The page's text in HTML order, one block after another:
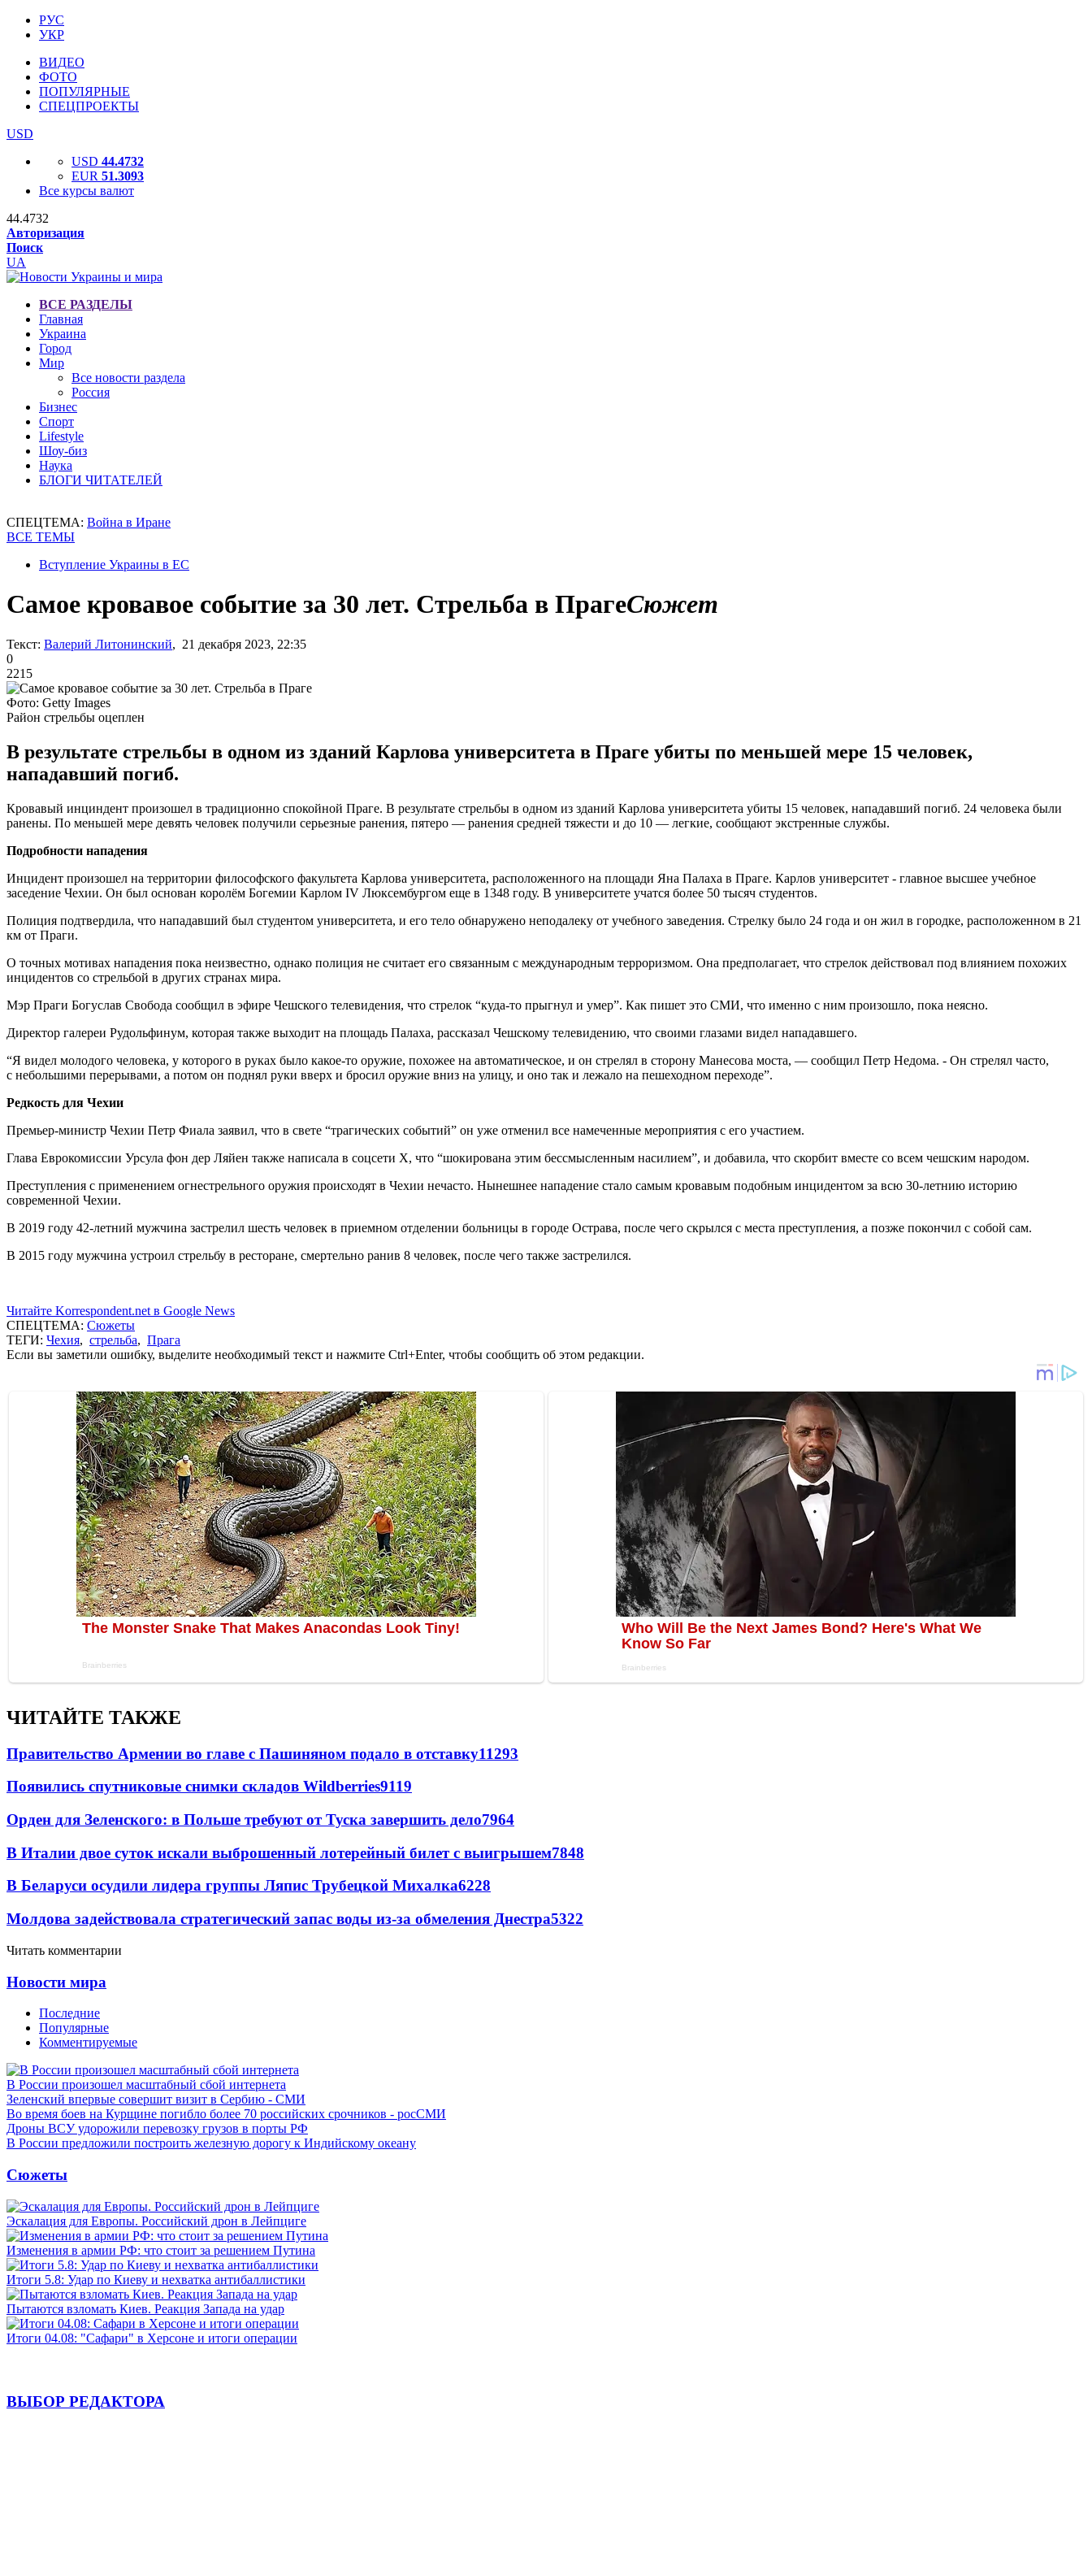
РУС
УКР
ВИДЕО
ФОТО
ПОПУЛЯРНЫЕ
СПЕЦПРОЕКТЫ
USD
USD 44.4732
EUR 51.3093
Все курсы валют
44.4732
Авторизация
Поиск
UA
ВСЕ РАЗДЕЛЫ
Главная
Украина
Город
Мир
Все новости раздела
Россия
Бизнес
Спорт
Lifestyle
Шоу-биз
Наука
БЛОГИ ЧИТАТЕЛЕЙ
СПЕЦТЕМА: Война в Иране
ВСЕ ТЕМЫ
Вступление Украины в ЕС
Самое кровавое событие за 30 лет. Стрельба в ПрагеСюжет
Текст: Валерий Литонинский, 21 декабря 2023, 22:35
0
2215
Фото: Getty Images
Район стрельбы оцеплен
В результате стрельбы в одном из зданий Карлова университета в Праге убиты по меньшей мере 15 человек,
нападавший погиб.
Кровавый инциндент произошел в традиционно спокойной Праге. В результате стрельбы в одном из зданий Карлова университета убиты 15 человек, нападавший погиб. 24 человека были
ранены. По меньшей мере девять человек получили серьезные ранения, пятеро — ранения средней тяжести и до 10 — легкие, сообщают экстренные службы.
Подробности нападения
Инцидент произошел на территории философского факультета Карлова университета, расположенного на площади Яна Палаха в Праге. Карлов университет - главное высшее учебное
заседение Чехии. Он был основан королём Богемии Карлом IV Люксембургом еще в 1348 году. В университете учатся более 50 тысяч студентов.
Полиция подтвердила, что нападавший был студентом университета, и его тело обнаружено неподалеку от учебного заведения. Стрелку было 24 года и он жил в городке, расположенном в 21
км от Праги.
О точных мотивах нападения пока неизвестно, однако полиция не считает его связанным с международным терроризмом. Она предполагает, что стрелок действовал под влиянием похожих
инцидентов со стрельбой в других странах мира.
Мэр Праги Богуслав Свобода сообщил в эфире Чешского телевидения, что стрелок “куда-то прыгнул и умер”. Как пишет это СМИ, что именно с ним произошло, пока неясно.
Директор галереи Рудольфинум, которая также выходит на площадь Палаха, рассказал Чешскому телевидению, что своими глазами видел нападавшего.
“Я видел молодого человека, у которого в руках было какое-то оружие, похожее на автоматическое, и он стрелял в сторону Манесова моста, — сообщил Петр Недома. - Он стрелял часто,
с небольшими перерывами, а потом он поднял руки вверх и бросил оружие вниз на улицу, и оно так и лежало на пешеходном переходе”.
Редкость для Чехии
Премьер-министр Чехии Петр Фиала заявил, что в свете “трагических событий” он уже отменил все намеченные мероприятия с его участием.
Глава Еврокомиссии Урсула фон дер Ляйен также написала в соцсети Х, что “шокирована этим бессмысленным насилием”, и добавила, что скорбит вместе со всем чешским народом.
Преступления с применением огнестрельного оружия происходят в Чехии нечасто. Нынешнее нападение стало самым кровавым подобным инцидентом за всю 30-летнию историю
современной Чехии.
В 2019 году 42-летний мужчина застрелил шесть человек в приемном отделении больницы в городе Острава, после чего скрылся с места преступления, а позже покончил с собой сам.
В 2015 году мужчина устроил стрельбу в ресторане, смертельно ранив 8 человек, после чего также застрелился.
Читайте Korrespondent.net в Google News
СПЕЦТЕМА: Сюжеты
ТЕГИ: Чехия, стрельба, Прага
Если вы заметили ошибку, выделите необходимый текст и нажмите Ctrl+Enter, чтобы сообщить об этом редакции.
ЧИТАЙТЕ ТАКЖЕ
Правительство Армении во главе с Пашиняном подало в отставку11293
Появились спутниковые снимки складов Wildberries9119
Орден для Зеленского: в Польше требуют от Туска завершить дело7964
В Италии двое суток искали выброшенный лотерейный билет с выигрышем7848
В Беларуси осудили лидера группы Ляпис Трубецкой Михалка6228
Молдова задействовала стратегический запас воды из-за обмеления Днестра5322
Читать комментарии
Новости мира
Последние
Популярные
Комментируемые
В России произошел масштабный сбой интернета
Зеленский впервые совершит визит в Сербию - СМИ
Во время боев на Курщине погибло более 70 российских срочников - росСМИ
Дроны ВСУ удорожили перевозку грузов в порты РФ
В России предложили построить железную дорогу к Индийскому океану
Сюжеты
Эскалация для Европы. Российский дрон в Лейпциге
Изменения в армии РФ: что стоит за решением Путина
Итоги 5.8: Удар по Киеву и нехватка антибаллистики
Пытаются взломать Киев. Реакция Запада на удар
Итоги 04.08: "Сафари" в Херсоне и итоги операции
ВЫБОР РЕДАКТОРА